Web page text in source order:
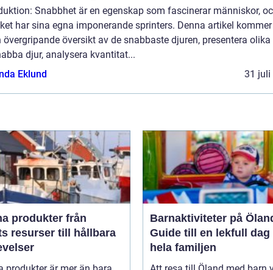
Snabbhet är en egenskap som fascinerar människor,
har sina egna imponerande sprinters. Denna artikel
övergripande översikt av de snabbaste djuren, presentera olika
djur, analysera kvantitat...
Eklund
31 juli
produkter från
resurser till hållbara
Barnaktiviteter på
Guide till en lekfull dag
hela familjen